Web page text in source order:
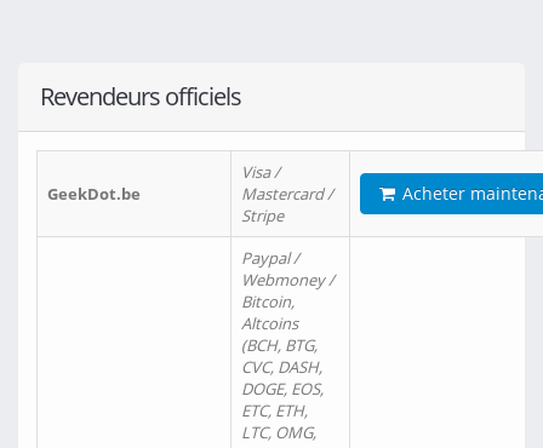
Revendeurs officiels
GeekDot.be
Visa /
Mastercard /
Stripe
Acheter
Paypal /
Webmoney /
Bitcoin,
Altcoins
(BCH, BTG,
CVC, DASH,
DOGE, EOS,
ETC, ETH,
LTC, OMG,